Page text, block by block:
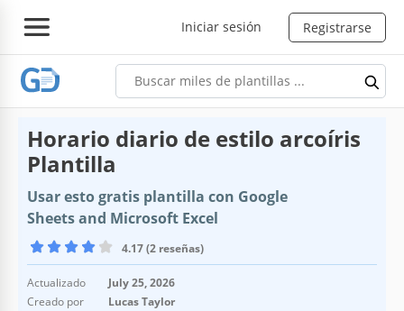
Iniciar sesión Registrarse
Horario diario de estilo arcoíris
Plantilla
Usar esto gratis plantilla con Google
Sheets and Microsoft Excel
4.17 (2 reseñas)
Actualizado
July 25, 2026
Creado por
Lucas Taylor